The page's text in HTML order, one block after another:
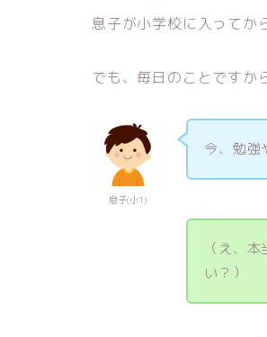
息子が小学校に入ってか
でも、毎日のことですか
息子(小1)
今、勉強
（え、
い？）